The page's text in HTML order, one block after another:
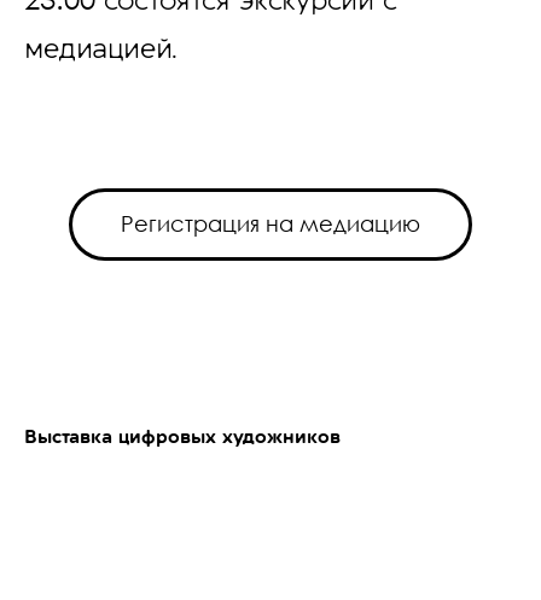
медиацией.
Регистрация на медиацию
Выставка цифровых художников